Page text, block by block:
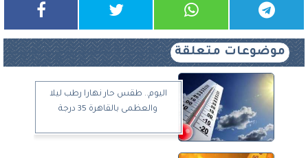
موضوعات متعلقة
اليوم.. طقس حار نهارا رطب ليلا
والعظمى بالقاهرة 35 درجة